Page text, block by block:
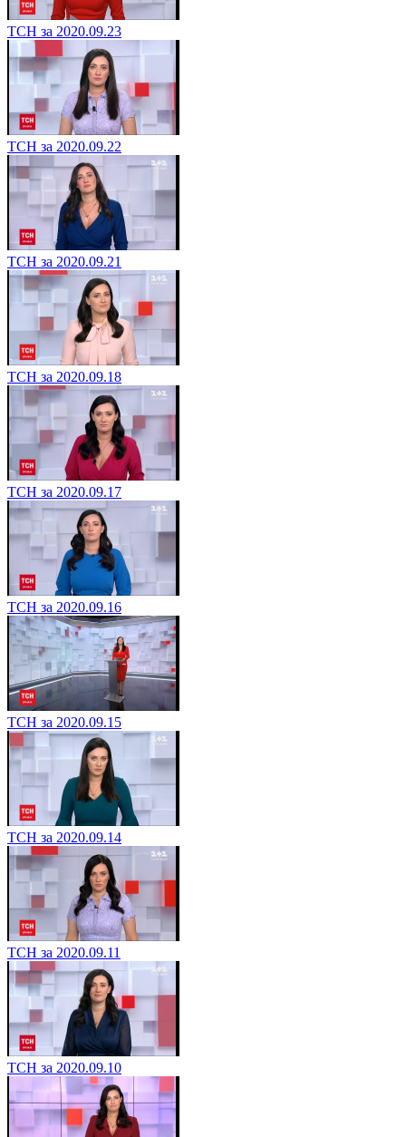
ТСН за 2020.09.23
ТСН за 2020.09.22
ТСН за 2020.09.21
ТСН за 2020.09.18
ТСН за 2020.09.17
ТСН за 2020.09.16
ТСН за 2020.09.15
ТСН за 2020.09.14
ТСН за 2020.09.11
ТСН за 2020.09.10